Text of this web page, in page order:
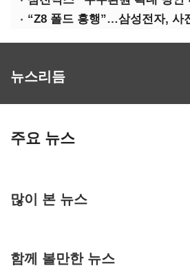
뉴스리듬
주요 뉴스
많이 본 뉴스
함께 볼만한 뉴스